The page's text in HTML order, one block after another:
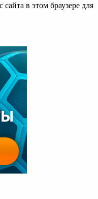
в этом браузере для